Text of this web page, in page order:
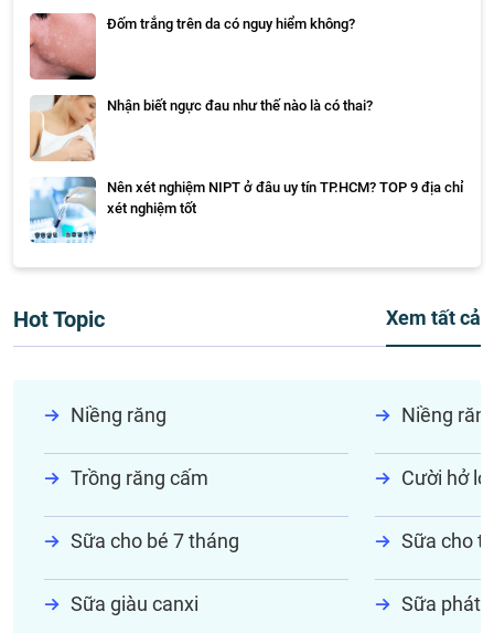
Đốm trắng trên da có nguy hiểm không?
Nhận biết ngực đau như thế nào là có thai?
Nên xét nghiệm NIPT ở đâu uy tín TP.HCM? TOP 9 địa chỉ
xét nghiệm tốt
Hot Topic Xem tất cả
Niềng răng Niềng
Trồng răng cấm Cười hở lợi
Sữa cho bé 7 tháng Sữa cho
Sữa giàu canxi Sữa phát